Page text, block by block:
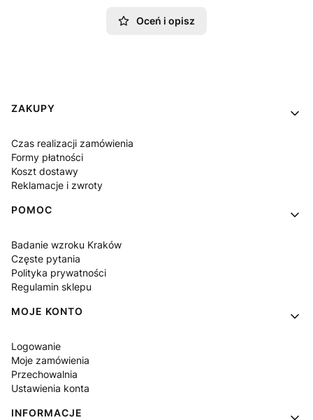
Oceń i opisz
Linki w stopce
ZAKUPY
Czas realizacji zamówienia
Formy płatności
Koszt dostawy
Reklamacje i zwroty
POMOC
Badanie wzroku Kraków
Częste pytania
Polityka prywatności
Regulamin sklepu
MOJE KONTO
Logowanie
Moje zamówienia
Przechowalnia
Ustawienia konta
INFORMACJE